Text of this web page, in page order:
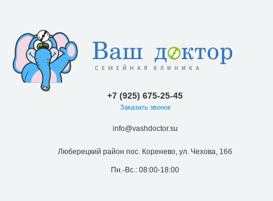
+7 (925) 675-25-45
Заказать звонок
info@vashdoctor.su
Люберецкий район пос. Коренево, ул. Чехова, 16б
Пн.-Вс.: 08:00-18:00